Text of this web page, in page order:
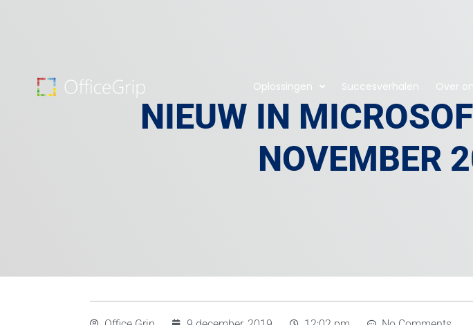
Oplossingen Succesverhalen Over
NIEUW IN
NOVEMBER